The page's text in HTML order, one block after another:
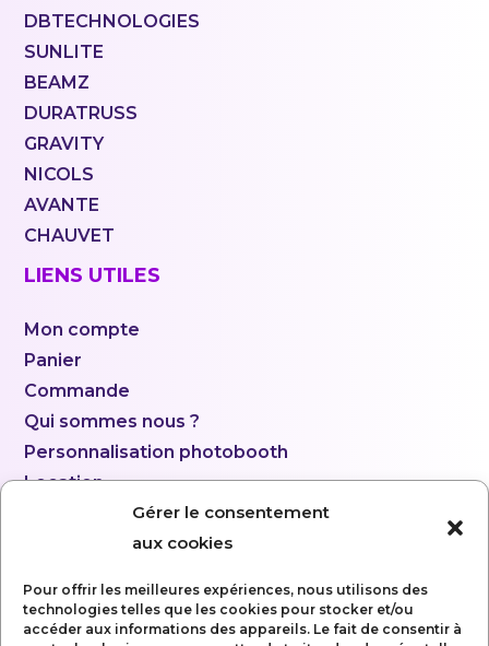
Gérer le consentement
aux cookies
Pour offrir les meilleures expériences, nous utilisons des
technologies telles que les cookies pour stocker et/ou
accéder aux informations des appareils. Le fait de consentir à
DBTECHNOLOGIES
SUNLITE
BEAMZ
DURATRUSS
GRAVITY
NICOLS
AVANTE
CHAUVET
LIENS UTILES
Mon compte
Panier
Commande
Qui sommes nous ?
Personnalisation photobooth
Location